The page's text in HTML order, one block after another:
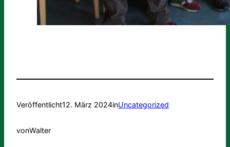
Veröffentlicht12. März 2024inUncategorized
vonWalter